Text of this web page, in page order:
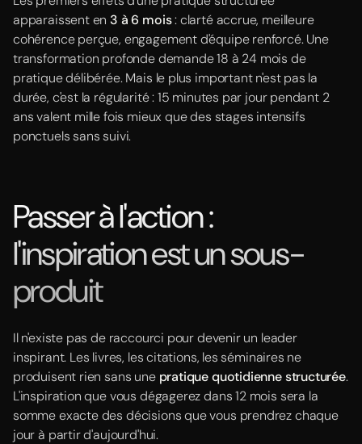
apparaissent en 3 à 6 mois: clarté accrue, meilleure
cohérence perçue, engagement d'équipe renforcé. Une
transformation profonde demande 18 à 24 mois de
pratique délibérée. Mais le plus important n'est pas la
durée, c'est la régularité : 15 minutes par jour pendant 2
ans valent mille fois mieux que des stages intensifs
ponctuels sans suivi.
Passer à l'action :
l'inspiration est un sous-
produit
Il n'existe pas de raccourci pour devenir un leader
inspirant. Les livres, les citations, les séminaires ne
produisent rien sans une pratique quotidienne structurée.
L'inspiration que vous dégagerez dans 12 mois sera la
somme exacte des décisions que vous prendrez chaque
jour à partir d'aujourd'hui.